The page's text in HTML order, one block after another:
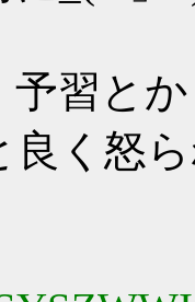
予習と
良く怒